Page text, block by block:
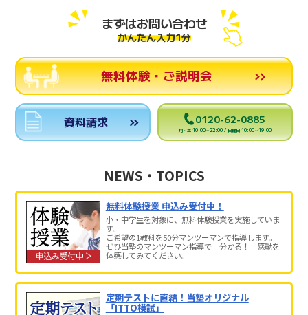
まずはお問い合わせ
かんたん入力1分
無料体験・ご説明会
資料請求 0120-62-0885
月～土 10:00～22:00 / 日曜日 10:00～19:00
NEWS・TOPICS
無料体験授業 申込み受付中！
小・中学生を対象に、無料体験授業を実施していま
す。
ご希望の1教科を50分マンツーマンで指導します。
ぜひ当塾のマンツーマン指導で「分かる！」感動を
体感してみてください。
定期テストに直結！当塾オリジナル
「ITTO模試」